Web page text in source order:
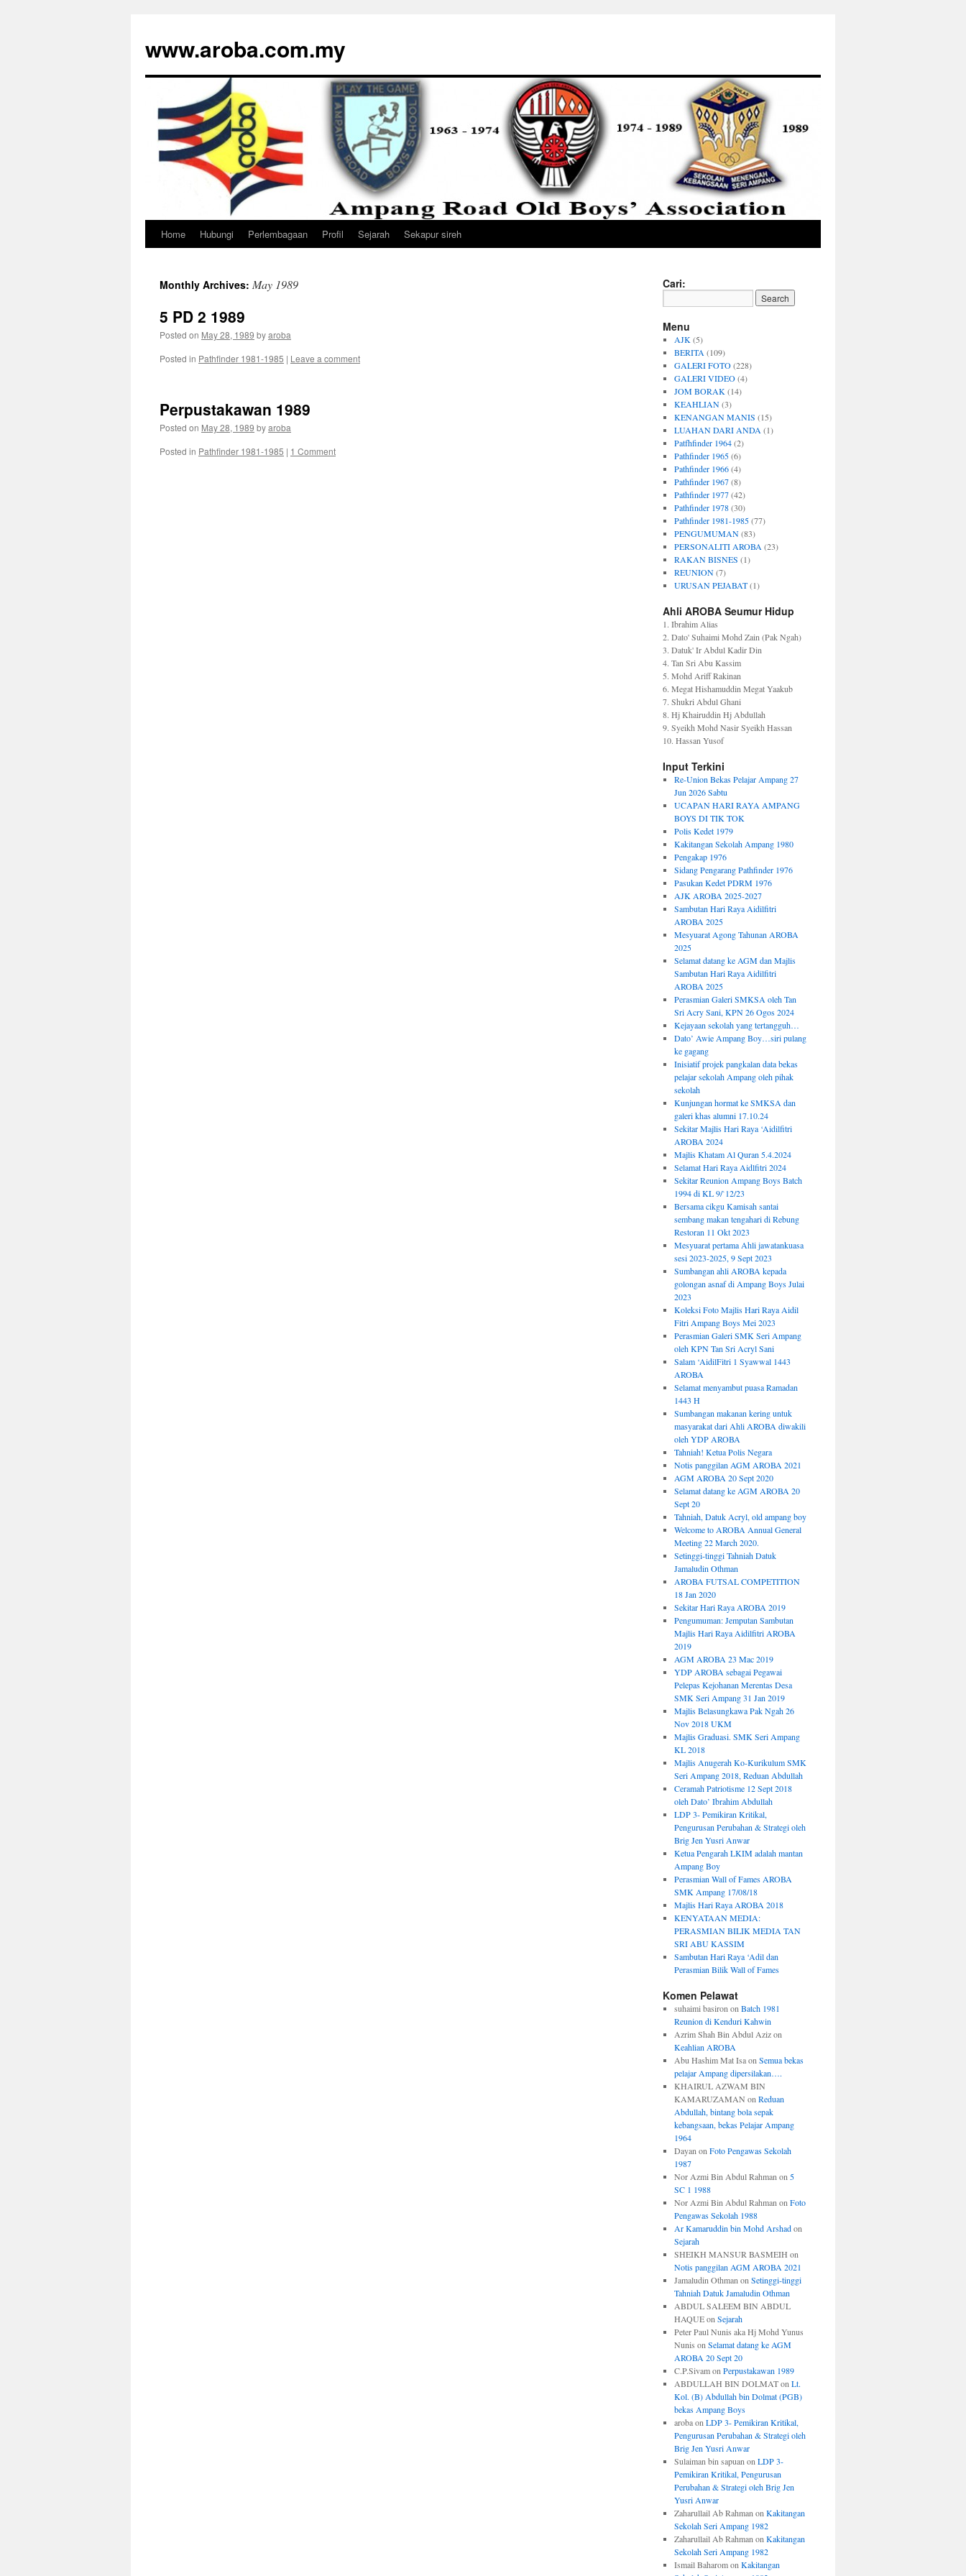
www.aroba.com.my
Skip
content
Home Hubungi Perlembagaan Profil Sejarah Sekapur sireh
Monthly Archives: May 1989
5 PD 2 1989
Posted on May 28, 1989 byaroba
Posted in Pathfinder 1981-1985 | Leave a comment
Perpustakawan 1989
Posted on May 28, 1989 byaroba
Posted in Pathfinder 1981-1985 | 1 Comment
Cari:
Menu
AJK (5)
BERITA (109)
GALERI FOTO(228)
GALERI VIDEO(4)
JOM BORAK (14)
KEAHLIAN(3)
KENANGAN MANIS (15)
LUAHAN DARI ANDA (1)
Patfhfinder 1964(2)
Pathfinder 1965(6)
Pathfinder 1966(4)
Pathfinder 1967(8)
Pathfinder 1977(42)
Pathfinder 1978(30)
Pathfinder 1981-1985(77)
PENGUMUMAN(83)
PERSONALITI AROBA (23)
RAKAN BISNES (1)
REUNION(7)
URUSAN PEJABAT(1)
Ahli AROBA Seumur Hidup
1. Ibrahim Alias
2. Dato' Suhaimi Mohd Zain (Pak Ngah)
3. Datuk' Ir Abdul Kadir Din
4. Tan Sri Abu Kassim
5. Mohd Ariff Rakinan
6. Megat Hishamuddin Megat Yaakub
7. Shukri Abdul Ghani
8. Hj Khairuddin Hj Abdullah
9. Syeikh Mohd Nasir Syeikh Hassan
10. Hassan Yusof
Input Terkini
Re-Union Bekas Pelajar Ampang 27
Jun 2026 Sabtu
UCAPAN HARI RAYA AMPANG
BOYS DI TIK TOK
Polis Kedet 1979
Kakitangan Sekolah Ampang 1980
Pengakap 1976
Sidang Pengarang Pathfinder 1976
Pasukan Kedet PDRM 1976
AJK AROBA 2025-2027
Sambutan Hari Raya Aidilfitri
AROBA 2025
Mesyuarat Agong Tahunan AROBA
2025
Selamat datang ke AGM dan Majlis
Sambutan Hari Raya Aidilfitri
AROBA 2025
Perasmian Galeri SMKSA oleh Tan
Sri Acry Sani, KPN 26 Ogos 2024
Kejayaan sekolah yang tertangguh…
Dato’ Awie Ampang Boy…siri pulang
ke gagang
Inisiatif projek pangkalan data bekas
pelajar sekolah Ampang oleh pihak
sekolah
Kunjungan hormat ke SMKSA dan
galeri khas alumni 17.10.24
Sekitar Majlis Hari Raya ‘Aidilfitri
AROBA 2024
Majlis Khatam Al Quran 5.4.2024
Selamat Hari Raya Aidlfitri 2024
Sekitar Reunion Ampang Boys Batch
1994 di KL 9/`12/23
Bersama cikgu Kamisah santai
sembang makan tengahari di Rebung
Restoran 11 Okt 2023
Mesyuarat pertama Ahli jawatankuasa
sesi 2023-2025, 9 Sept 2023
Sumbangan ahli AROBA kepada
golongan asnaf di Ampang Boys Julai
2023
Koleksi Foto Majlis Hari Raya Aidil
Fitri Ampang Boys Mei 2023
Perasmian Galeri SMK Seri Ampang
oleh KPN Tan Sri Acryl Sani
Salam ‘AidilFitri 1 Syawwal 1443
AROBA
Selamat menyambut puasa Ramadan
1443 H
Sumbangan makanan kering untuk
masyarakat dari Ahli AROBA diwakili
oleh YDP AROBA
Tahniah! Ketua Polis Negara
Notis panggilan AGM AROBA 2021
AGM AROBA 20 Sept 2020
Selamat datang ke AGM AROBA 20
Sept 20
Tahniah, Datuk Acryl, old ampang boy
Welcome to AROBA Annual General
Meeting 22 March 2020.
Setinggi-tinggi Tahniah Datuk
Jamaludin Othman
AROBA FUTSAL COMPETITION
18 Jan 2020
Sekitar Hari Raya AROBA 2019
Pengumuman: Jemputan Sambutan
Majlis Hari Raya Aidilfitri AROBA
2019
AGM AROBA 23 Mac 2019
YDP AROBA sebagai Pegawai
Pelepas Kejohanan Merentas Desa
SMK Seri Ampang 31 Jan 2019
Majlis Belasungkawa Pak Ngah 26
Nov 2018 UKM
Majlis Graduasi. SMK Seri Ampang
KL 2018
Majlis Anugerah Ko-Kurikulum SMK
Seri Ampang 2018, Reduan Abdullah
Ceramah Patriotisme 12 Sept 2018
oleh Dato’ Ibrahim Abdullah
LDP 3- Pemikiran Kritikal,
Pengurusan Perubahan & Strategi oleh
Brig Jen Yusri Anwar
Ketua Pengarah LKIM adalah mantan
Ampang Boy
Perasmian Wall of Fames AROBA
SMK Ampang 17/08/18
Majlis Hari Raya AROBA 2018
KENYATAAN MEDIA:
PERASMIAN BILIK MEDIA TAN
SRI ABU KASSIM
Sambutan Hari Raya ‘Adil dan
Perasmian Bilik Wall of Fames
Komen Pelawat
suhaimi basiron on Batch 1981
Reunion di Kenduri Kahwin
Azrim Shah Bin Abdul Azizon
Keahlian AROBA
Abu Hashim Mat Isaon Semua bekas
pelajar Ampang dipersilakan….
KHAIRUL AZWAM BIN
KAMARUZAMAN on Reduan
Abdullah, bintang bola sepak
kebangsaan, bekas Pelajar Ampang
1964
Dayan on Foto Pengawas Sekolah
1987
Nor Azmi Bin Abdul Rahman on 5
SC 1 1988
Nor Azmi Bin Abdul Rahman on Foto
Pengawas Sekolah 1988
Ar Kamaruddin bin Mohd Arshadon
Sejarah
SHEIKH MANSUR BASMEIH on
Notis panggilan AGM AROBA 2021
Jamaludin Othman on Setinggi-tinggi
Tahniah Datuk Jamaludin Othman
ABDUL SALEEM BIN ABDUL
HAQUEon Sejarah
Peter Paul Nunis aka Hj Mohd Yunus
Nunis on Selamat datang ke AGM
AROBA 20 Sept 20
C.P.Sivamon Perpustakawan 1989
ABDULLAH BIN DOLMATon Lt.
Kol. (B) Abdullah bin Dolmat (PGB)
bekas Ampang Boys
arobaon LDP 3- Pemikiran Kritikal,
Pengurusan Perubahan & Strategi oleh
Brig Jen Yusri Anwar
Sulaiman bin sapuan on LDP 3-
Pemikiran Kritikal, Pengurusan
Perubahan & Strategi oleh Brig Jen
Yusri Anwar
Zaharullail Ab Rahman on Kakitangan
Sekolah Seri Ampang 1982
Zaharullail Ab Rahman on Kakitangan
Sekolah Seri Ampang 1982
Ismail Baharomon Kakitangan